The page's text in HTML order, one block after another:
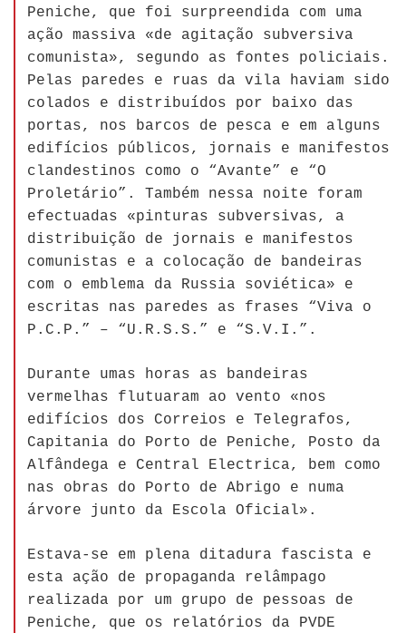
Peniche, que foi surpreendida com uma
ação massiva «de agitação subversiva
comunista», segundo as fontes policiais.
Pelas paredes e ruas da vila haviam sido
colados e distribuídos por baixo das
portas, nos barcos de pesca e em alguns
edifícios públicos, jornais e manifestos
clandestinos como o “Avante” e “O
Proletário”. Também nessa noite foram
efectuadas «pinturas subversivas, a
distribuição de jornais e manifestos
comunistas e a colocação de bandeiras
com o emblema da Russia soviética» e
escritas nas paredes as frases “Viva o
P.C.P.” – “U.R.S.S.” e “S.V.I.”.
Durante umas horas as bandeiras
vermelhas flutuaram ao vento «nos
edifícios dos Correios e Telegrafos,
Capitania do Porto de Peniche, Posto da
Alfândega e Central Electrica, bem como
nas obras do Porto de Abrigo e numa
árvore junto da Escola Oficial».
Estava-se em plena ditadura fascista e
esta ação de propaganda relâmpago
realizada por um grupo de pessoas de
Peniche, que os relatórios da PVDE